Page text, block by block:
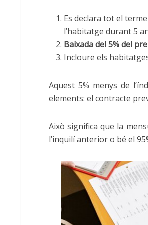
Es declara tot el
l’habitatge durant 5
Baixada del 5% del
Incloure els
Aquest 5% menys de
elements: el contracte
Això significa que la
l’inquilí anterior o bé el